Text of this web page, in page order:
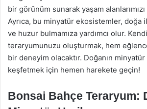
bir görünüm sunarak yaşam
Ayrıca, bu minyatür ekosistemler, doğa
ve huzur bulmamıza yardımcı olur.
teraryumunuzu oluşturmak, hem
bir deneyim olacaktır. Doğanın minyatür
keşfetmek için hemen harekete geçin!
Bonsai Bahçe Teraryum: